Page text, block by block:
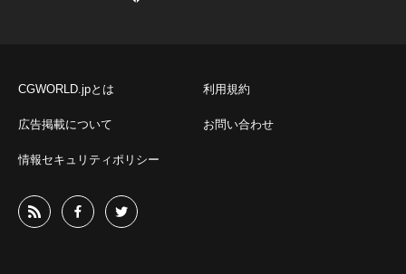
CGWORLD.jpとは 利用規約
広告掲載について お問い合わせ
情報セキュリティポリシー